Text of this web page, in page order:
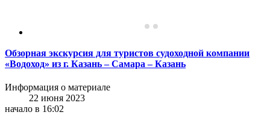
Обзорная экскурсия для туристов судоходной компании
«Водоход» из г. Казань – Самара – Казань
Информация о материале
22 июня 2023
начало в 16:02